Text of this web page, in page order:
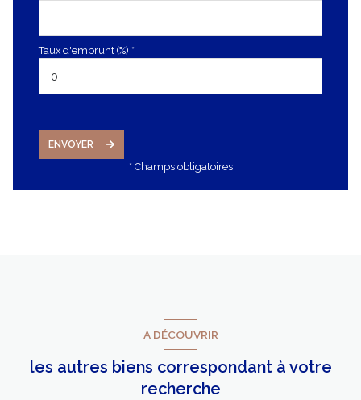
Taux d'emprunt (%) *
ENVOYER
* Champs obligatoires
A DÉCOUVRIR
les autres biens correspondant à votre
recherche